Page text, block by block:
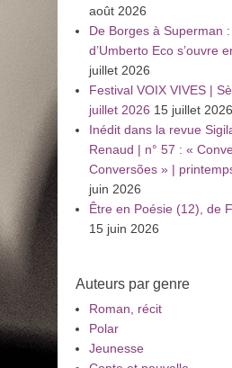
août 2026
De Borges à Superman
d’Umberto Eco s’ouvre
juillet 2026
Festival VOIX VIVES |
juillet 2026 15 juillet 2026
Inédit dans la revue
Renaud | n° 57 : «
Conversões » |
juin 2026
Être en Poésie (12), de
15 juin 2026
Auteurs par genre
Roman, récit
Polar
Jeunesse